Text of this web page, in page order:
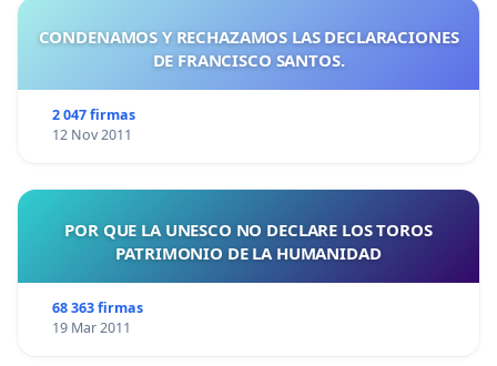
CONDENAMOS Y RECHAZAMOS LAS DECLARACIONES
DE FRANCISCO SANTOS.
2 047 firmas
12 Nov 2011
POR QUE LA UNESCO NO DECLARE LOS TOROS
PATRIMONIO DE LA HUMANIDAD
68 363 firmas
19 Mar 2011